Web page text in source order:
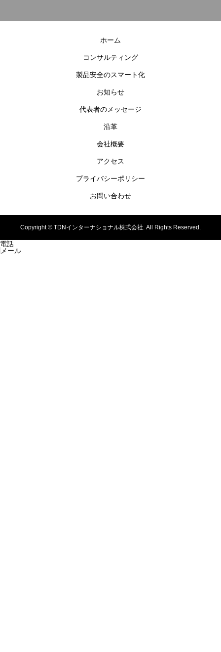
ホーム
コンサルティング
製品安全のスマート化
お知らせ
代表者のメッセージ
沿革
会社概要
アクセス
プライバシーポリシー
お問い合わせ
Copyright © TDNインターナショナル株式会社. All Rights Reserved.
電話
メール